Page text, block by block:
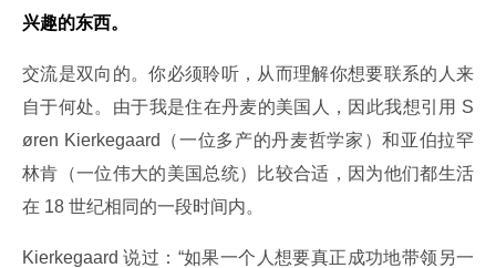
兴趣的东西。
交流是双向的。你必须聆听，从而理解你想要联系的人来
自于何处。由于我是住在丹麦的美国人，因此我想引用 S
øren Kierkegaard（一位多产的丹麦哲学家）和亚伯拉罕
林肯（一位伟大的美国总统）比较合适，因为他们都生活
在 18 世纪相同的一段时间内。
Kierkegaard 说过：“如果一个人想要真正成功地带领另一